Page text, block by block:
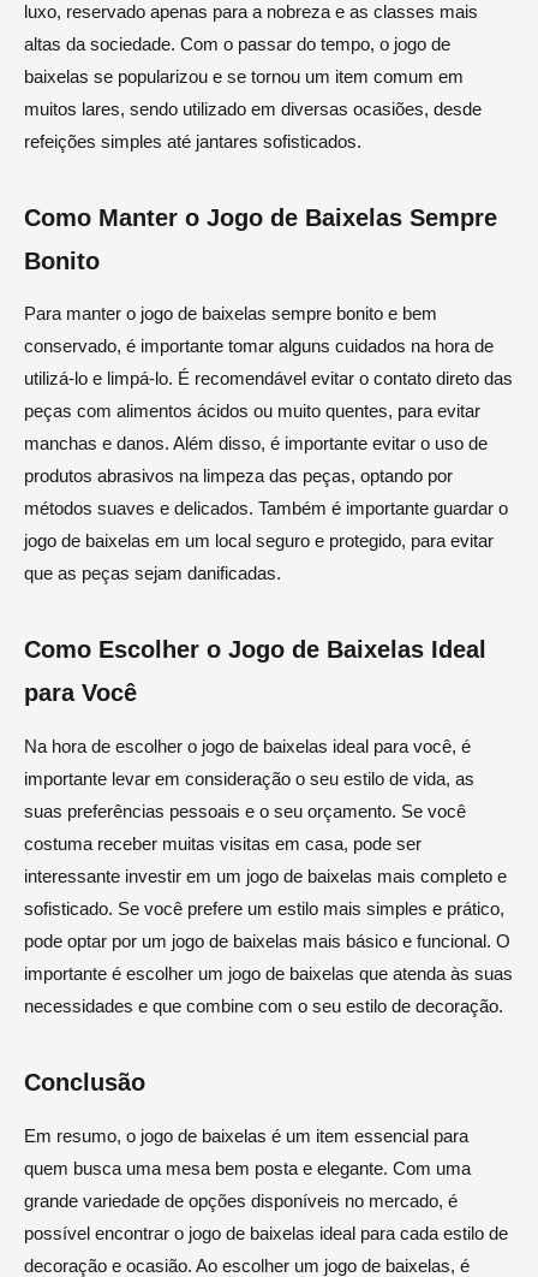
luxo, reservado apenas para a nobreza e as classes mais
altas da sociedade. Com o passar do tempo, o jogo de
baixelas se popularizou e se tornou um item comum em
muitos lares, sendo utilizado em diversas ocasiões, desde
refeições simples até jantares sofisticados.
Como Manter o Jogo de Baixelas Sempre
Bonito
Para manter o jogo de baixelas sempre bonito e bem
conservado, é importante tomar alguns cuidados na hora de
utilizá-lo e limpá-lo. É recomendável evitar o contato direto das
peças com alimentos ácidos ou muito quentes, para evitar
manchas e danos. Além disso, é importante evitar o uso de
produtos abrasivos na limpeza das peças, optando por
métodos suaves e delicados. Também é importante guardar o
jogo de baixelas em um local seguro e protegido, para evitar
que as peças sejam danificadas.
Como Escolher o Jogo de Baixelas Ideal
para Você
Na hora de escolher o jogo de baixelas ideal para você, é
importante levar em consideração o seu estilo de vida, as
suas preferências pessoais e o seu orçamento. Se você
costuma receber muitas visitas em casa, pode ser
interessante investir em um jogo de baixelas mais completo e
sofisticado. Se você prefere um estilo mais simples e prático,
pode optar por um jogo de baixelas mais básico e funcional. O
importante é escolher um jogo de baixelas que atenda às suas
necessidades e que combine com o seu estilo de decoração.
Conclusão
Em resumo, o jogo de baixelas é um item essencial para
quem busca uma mesa bem posta e elegante. Com uma
grande variedade de opções disponíveis no mercado, é
possível encontrar o jogo de baixelas ideal para cada estilo de
decoração e ocasião. Ao escolher um jogo de baixelas, é